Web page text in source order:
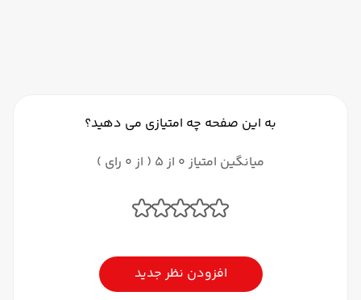
به این صفحه چه امتیازی می دهید؟
میانگین امتیاز 0 از 5 ( از 0 رای )
افزودن نظر جدید